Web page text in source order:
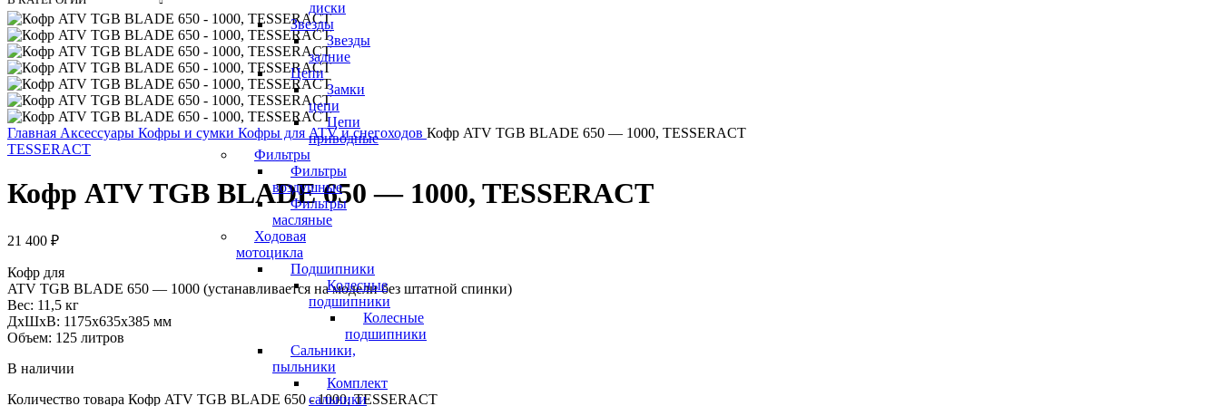
диски
Звезды
Звезды
задние
Цепи
Замки
цепи
Цепи
приводные
Фильтры
Фильтры
воздушные
Фильтры
масляные
Ходовая
мотоцикла
Подшипники
Колесные
подшипники
Колесные
подшипники
Сальники,
пыльники
Комплект
сальники
Главная Аксессуары Кофры и сумки Кофры для ATV и снегоходов Кофр ATV TGB BLADE 650 — 1000, TESSERACT
TESSERACT
Кофр ATV TGB BLADE 650 — 1000, TESSERACT
21 400 ₽
Кофр для
ATV TGB BLADE 650 — 1000 (устанавливается на модели без штатной спинки)
Вес: 11,5 кг
ДхШхВ: 1175х635х385 мм
Объем: 125 литров
В наличии
Количество товара Кофр ATV TGB BLADE 650 - 1000, TESSERACT